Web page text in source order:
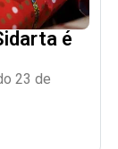
é
23 de